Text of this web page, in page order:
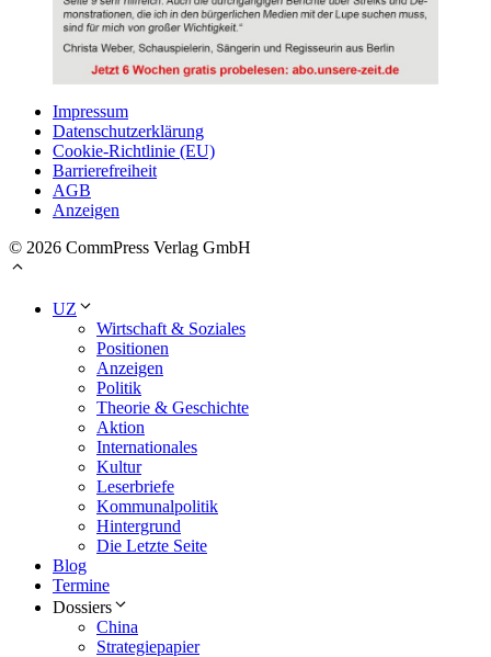
Impressum
Datenschutzerklärung
Cookie-Richtlinie (EU)
Barrierefreiheit
AGB
Anzeigen
© 2026 CommPress Verlag GmbH
UZ
Wirtschaft & Soziales
Positionen
Anzeigen
Politik
Theorie & Geschichte
Aktion
Internationales
Kultur
Leserbriefe
Kommunalpolitik
Hintergrund
Die Letzte Seite
Blog
Termine
Dossiers
China
Strategiepapier